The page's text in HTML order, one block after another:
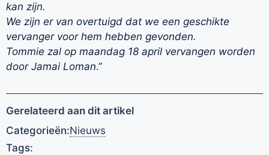
kan zijn.
We zijn er van overtuigd dat we een geschikte
vervanger voor hem hebben gevonden.
Tommie zal op maandag 18 april vervangen worden
door Jamai Loman.”
Gerelateerd aan dit artikel
Categorieën:Nieuws
Tags: